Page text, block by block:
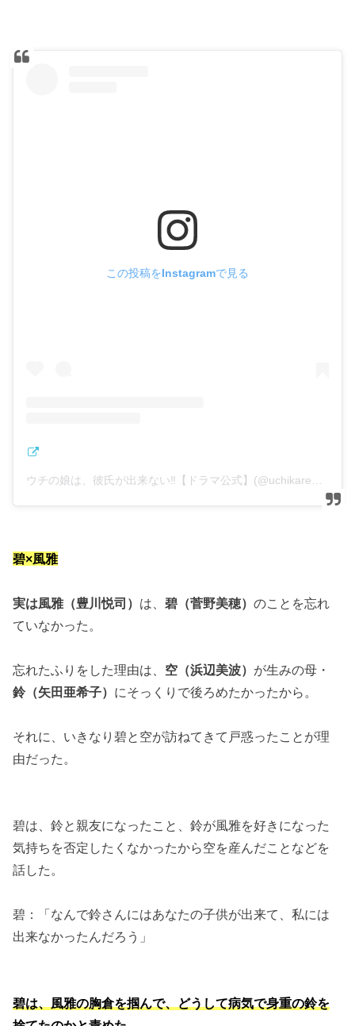
この投稿をInstagramで見る
碧×風雅
実は風雅（豊川悦司） は、碧（菅野美穂）のことを忘れ
ていなかった。
忘れたふりをした理由は、 空（浜辺美波） が生みの母・
鈴（矢田亜希子） にそっくりで後ろめたかったから。
それに、いきなり碧と空が訪ねてきて戸惑ったことが理
由だった。
碧は、鈴と親友になったこと、鈴が風雅を好きになった
気持ちを否定したくなかったから空を産んだことなどを
話した。
碧：「なんで鈴さんにはあなたの子供が出来て、私には
出来なかったんだろう」
碧は、風雅の胸倉を掴んで、どうして病気で身重の鈴を